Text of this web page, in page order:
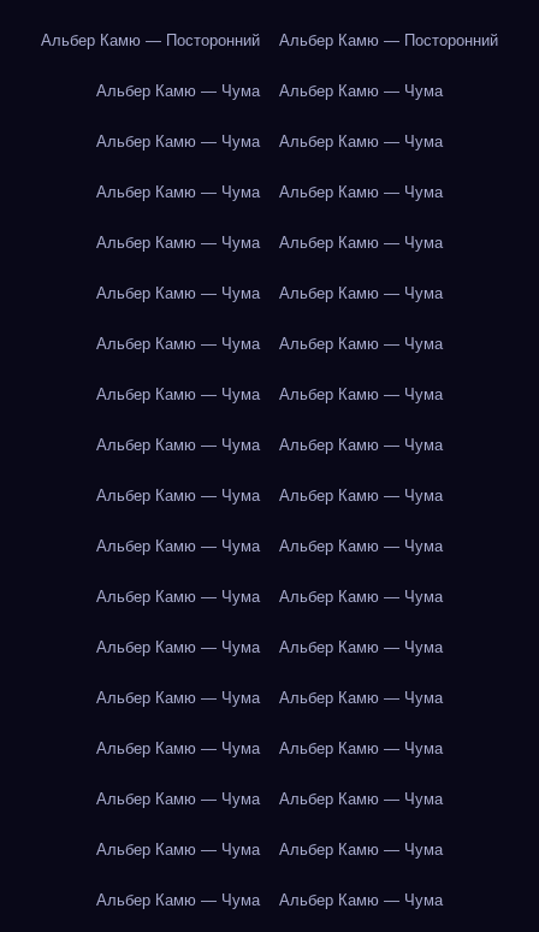
Альбер Камю — Посторонний Альбер Камю — Посторонний
Альбер Камю — Чума Альбер Камю — Чума
Альбер Камю — Чума Альбер Камю — Чума
Альбер Камю — Чума Альбер Камю — Чума
Альбер Камю — Чума Альбер Камю — Чума
Альбер Камю — Чума Альбер Камю — Чума
Альбер Камю — Чума Альбер Камю — Чума
Альбер Камю — Чума Альбер Камю — Чума
Альбер Камю — Чума Альбер Камю — Чума
Альбер Камю — Чума Альбер Камю — Чума
Альбер Камю — Чума Альбер Камю — Чума
Альбер Камю — Чума Альбер Камю — Чума
Альбер Камю — Чума Альбер Камю — Чума
Альбер Камю — Чума Альбер Камю — Чума
Альбер Камю — Чума Альбер Камю — Чума
Альбер Камю — Чума Альбер Камю — Чума
Альбер Камю — Чума Альбер Камю — Чума
Альбер Камю — Чума Альбер Камю — Чума